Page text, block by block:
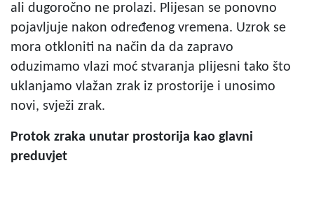
ali dugoročno ne prolazi. Plijesan se ponovno
pojavljuje nakon određenog vremena. Uzrok se
mora otkloniti na način da da zapravo
oduzimamo vlazi moć stvaranja plijesni tako što
uklanjamo vlažan zrak iz prostorije i unosimo
novi, svježi zrak.
Protok zraka unutar prostorija kao glavni
preduvjet